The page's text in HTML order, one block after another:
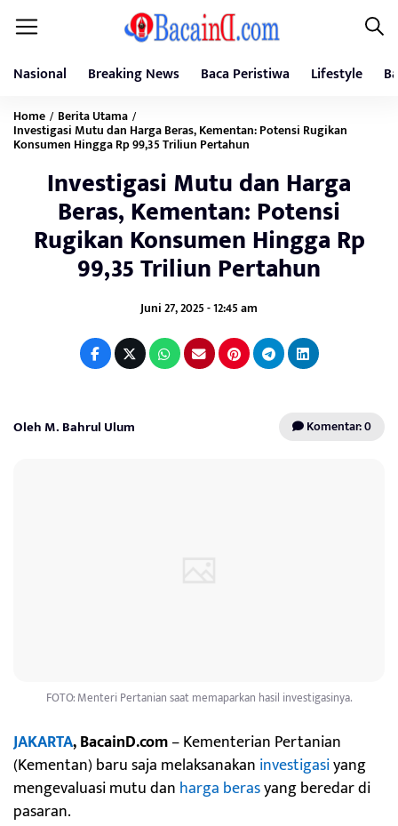
Nasional Breaking News Baca Peristiwa Lifestyle
Home / Berita Utama /
Investigasi Mutu dan Harga Beras, Kementan: Potensi Rugikan
Konsumen Hingga Rp 99,35 Triliun Pertahun
Investigasi Mutu dan Harga
Beras, Kementan: Potensi
Rugikan Konsumen Hingga Rp
99,35 Triliun Pertahun
Juni 27, 2025 - 12:45 am
Oleh M. Bahrul Ulum Komentar: 0
FOTO: Menteri Pertanian saat memaparkan hasil investigasinya.
JAKARTA, BacainD.com– Kementerian Pertanian
(Kementan) baru saja melaksanakan investigasiyang
mengevaluasi mutu dan harga berasyang beredar di
pasaran.